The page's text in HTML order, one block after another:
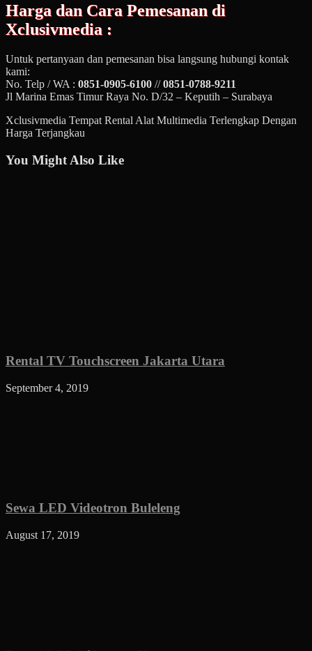
Harga dan Cara Pemesanan di
Xclusivmedia :
Untuk pertanyaan dan pemesanan bisa langsung hubungi kontak
kami:
No. Telp / WA : 0851-0905-6100 //0851-0788-9211
Jl Marina Emas Timur Raya No. D/32 – Keputih – Surabaya
Xclusivmedia Tempat Rental Alat Multimedia Terlengkap Dengan
Harga Terjangkau
You Might Also Like
Rental TV Touchscreen Jakarta Utara
September 4, 2019
Sewa LED Videotron Buleleng
August 17, 2019